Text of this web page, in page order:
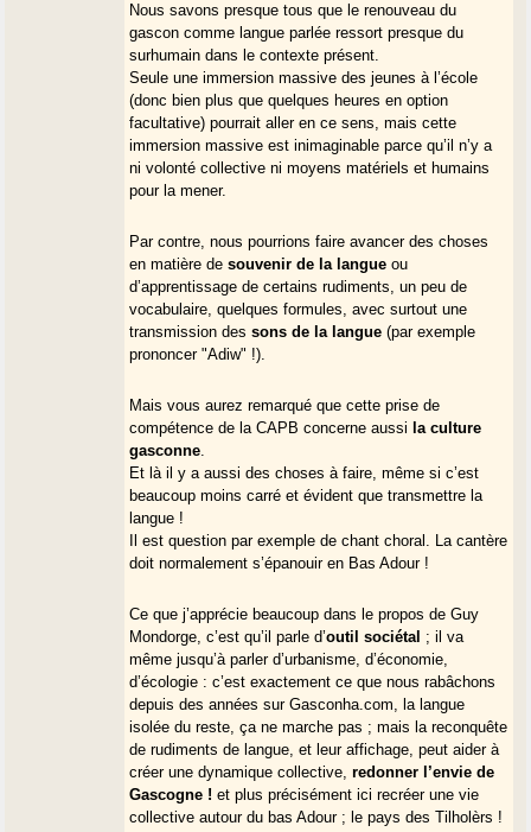
Nous savons presque tous que le renouveau du
gascon comme langue parlée ressort presque du
surhumain dans le contexte présent.
Seule une immersion massive des jeunes à l’école
(donc bien plus que quelques heures en option
facultative) pourrait aller en ce sens, mais cette
immersion massive est inimaginable parce qu’il n’y a
ni volonté collective ni moyens matériels et humains
pour la mener.
Par contre, nous pourrions faire avancer des choses
en matière desouvenir de la langue ou
d’apprentissage de certains rudiments, un peu de
vocabulaire, quelques formules, avec surtout une
transmission dessons de la langue (par exemple
prononcer "Adiw" !).
Mais vous aurez remarqué que cette prise de
compétence de la CAPB concerne aussi la culture
gasconne.
Et là il y a aussi des choses à faire, même si c’est
beaucoup moins carré et évident que transmettre la
langue !
Il est question par exemple de chant choral. La cantère
doit normalement s’épanouir en Bas Adour !
Ce que j’apprécie beaucoup dans le propos de Guy
Mondorge, c’est qu’il parle d’outil sociétal ; il va
même jusqu’à parler d’urbanisme, d’économie,
d’écologie : c’est exactement ce que nous rabâchons
depuis des années sur Gasconha.com, la langue
isolée du reste, ça ne marche pas ; mais la reconquête
de rudiments de langue, et leur affichage, peut aider à
créer une dynamique collective,redonner l’envie de
Gascogne ! et plus précisément ici recréer une vie
collective autour du bas Adour ; le pays des Tilholèrs !